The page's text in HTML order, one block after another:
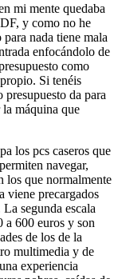
mi mente quedaba
y como no he
nada tiene mala
enfocándolo de
como
Si tenéis
da para
máquina que
los pcs caseros que
navegar,
los que normalmente
viene precargados
segunda escala
a 600 euros y son
de los de la
multimedia y de
experiencia